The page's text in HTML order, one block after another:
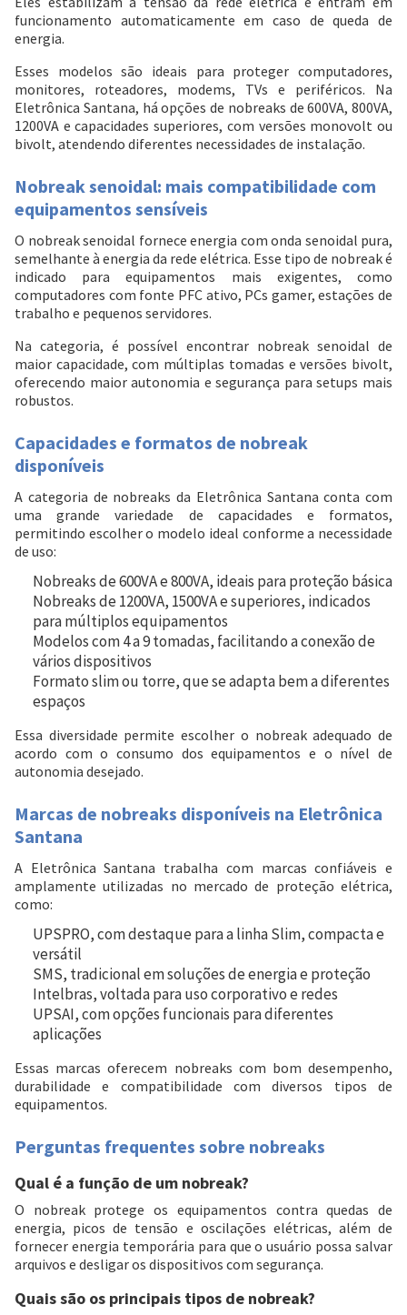
funcionamento automaticamente em caso de queda de
energia.
Esses modelos são ideais para proteger computadores,
monitores, roteadores, modems, TVs e periféricos. Na
Eletrônica Santana, há opções de nobreaks de 600VA, 800VA,
1200VA e capacidades superiores, com versões monovolt ou
bivolt, atendendo diferentes necessidades de instalação.
Nobreak senoidal: mais compatibilidade com
equipamentos sensíveis
O nobreak senoidal fornece energia com onda senoidal pura,
semelhante à energia da rede elétrica. Esse tipo de nobreak é
indicado para equipamentos mais exigentes, como
computadores com fonte PFC ativo, PCs gamer, estações de
trabalho e pequenos servidores.
Na categoria, é possível encontrar nobreak senoidal de
maior capacidade, com múltiplas tomadas e versões bivolt,
oferecendo maior autonomia e segurança para setups mais
robustos.
Capacidades e formatos de nobreak
disponíveis
A categoria de nobreaks da Eletrônica Santana conta com
uma grande variedade de capacidades e formatos,
permitindo escolher o modelo ideal conforme a necessidade
de uso:
Nobreaks de 600VA e 800VA, ideais para proteção básica
Nobreaks de 1200VA, 1500VA e superiores, indicados
para múltiplos equipamentos
Modelos com 4 a 9 tomadas, facilitando a conexão de
vários dispositivos
Formato slim ou torre, que se adapta bem a diferentes
espaços
Essa diversidade permite escolher o nobreak adequado de
acordo com o consumo dos equipamentos e o nível de
autonomia desejado.
Marcas de nobreaks disponíveis na Eletrônica
Santana
A Eletrônica Santana trabalha com marcas confiáveis e
amplamente utilizadas no mercado de proteção elétrica,
como:
UPSPRO, com destaque para a linha Slim, compacta e
versátil
SMS, tradicional em soluções de energia e proteção
Intelbras, voltada para uso corporativo e redes
UPSAI, com opções funcionais para diferentes
aplicações
Essas marcas oferecem nobreaks com bom desempenho,
durabilidade e compatibilidade com diversos tipos de
equipamentos.
Perguntas frequentes sobre nobreaks
Qual é a função de um nobreak?
O nobreak protege os equipamentos contra quedas de
energia, picos de tensão e oscilações elétricas, além de
fornecer energia temporária para que o usuário possa salvar
arquivos e desligar os dispositivos com segurança.
Quais são os principais tipos de nobreak?